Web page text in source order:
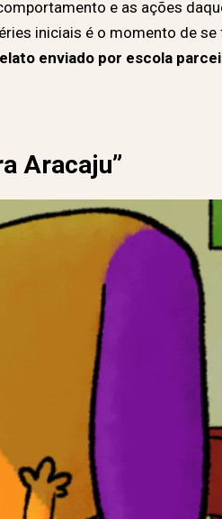
e as ações
iniciais é o momento de
enviado por escola
Aracaju”